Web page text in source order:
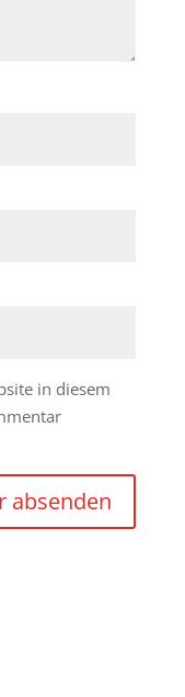
in diesem